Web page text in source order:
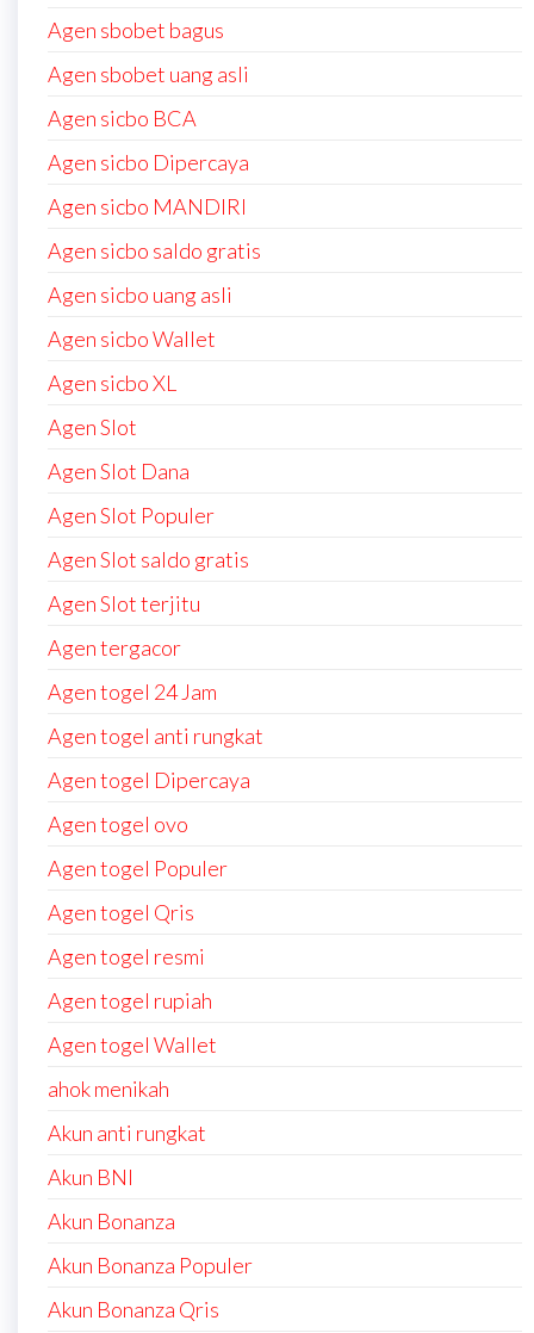
Agen sbobet bagus
Agen sbobet uang asli
Agen sicbo BCA
Agen sicbo Dipercaya
Agen sicbo MANDIRI
Agen sicbo saldo gratis
Agen sicbo uang asli
Agen sicbo Wallet
Agen sicbo XL
Agen Slot
Agen Slot Dana
Agen Slot Populer
Agen Slot saldo gratis
Agen Slot terjitu
Agen tergacor
Agen togel 24 Jam
Agen togel anti rungkat
Agen togel Dipercaya
Agen togel ovo
Agen togel Populer
Agen togel Qris
Agen togel resmi
Agen togel rupiah
Agen togel Wallet
ahok menikah
Akun anti rungkat
Akun BNI
Akun Bonanza
Akun Bonanza Populer
Akun Bonanza Qris